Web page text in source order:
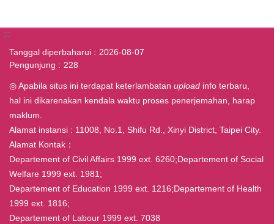
:::
Tanggal diperbaharui
2026-08-07
Pengunjung
228
◎ Apabila situs ini terdapat keterlambatan upload info terbaru,
hal ini dikarenakan kendala waktu proses penerjemahan, harap
maklum.
Alamat instansi : 11008, No.1, Shifu Rd., Xinyi District, Taipei City.
Alamat Kontak：
Departement of Civil Affairs 1999 ext. 6260;Departement of Social
Welfare 1999 ext. 1981;
Departement of Education 1999 ext. 1216;Departement of Health
1999 ext. 1816;
Departement of Labour 1999 ext. 7038